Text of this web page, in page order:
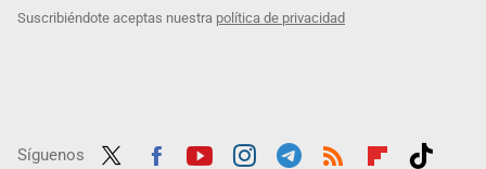
Suscribiéndote aceptas nuestra política de privacidad
Síguenos